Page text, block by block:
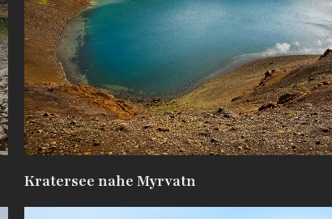
Kratersee nahe Myrvatn